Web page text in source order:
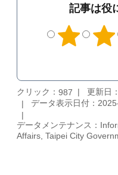
記事は役
クリック： 987
更新日
データ表示日付：
データメンテナンス：
Affairs, Taipei City